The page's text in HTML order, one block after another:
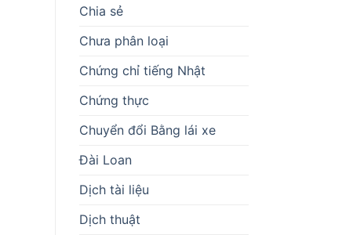
Chia sẻ
Chưa phân loại
Chứng chỉ tiếng Nhật
Chứng thực
Chuyển đổi Bằng lái xe
Đài Loan
Dịch tài liệu
Dịch thuật